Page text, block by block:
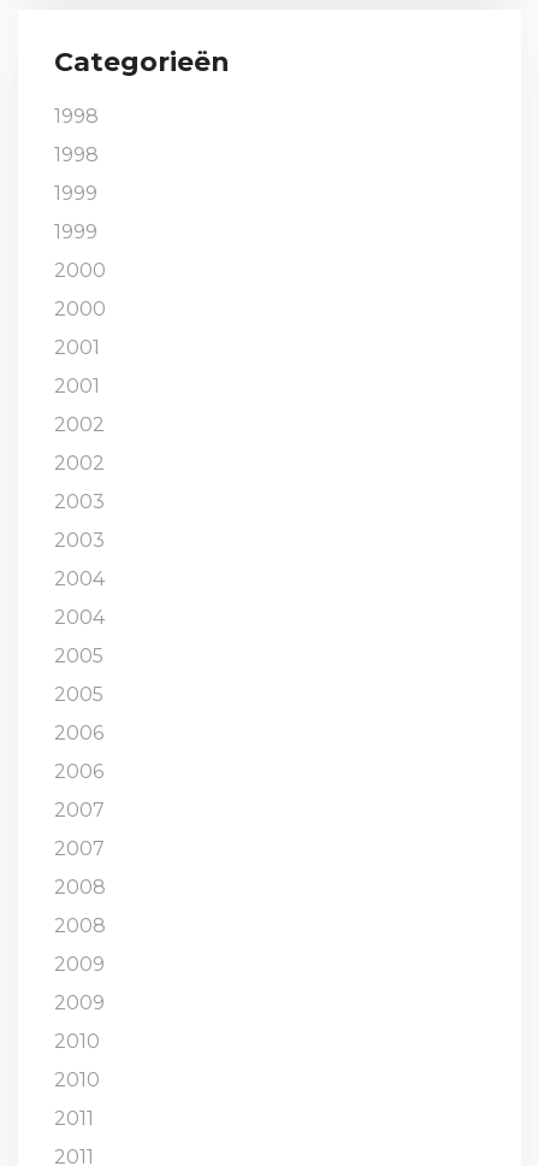
Categorieën
1998
1998
1999
1999
2000
2000
2001
2001
2002
2002
2003
2003
2004
2004
2005
2005
2006
2006
2007
2007
2008
2008
2009
2009
2010
2010
2011
2011